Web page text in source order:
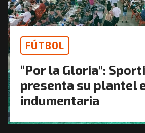
FÚTBOL
“Por la Gloria”:
presenta su plantel
indumentaria